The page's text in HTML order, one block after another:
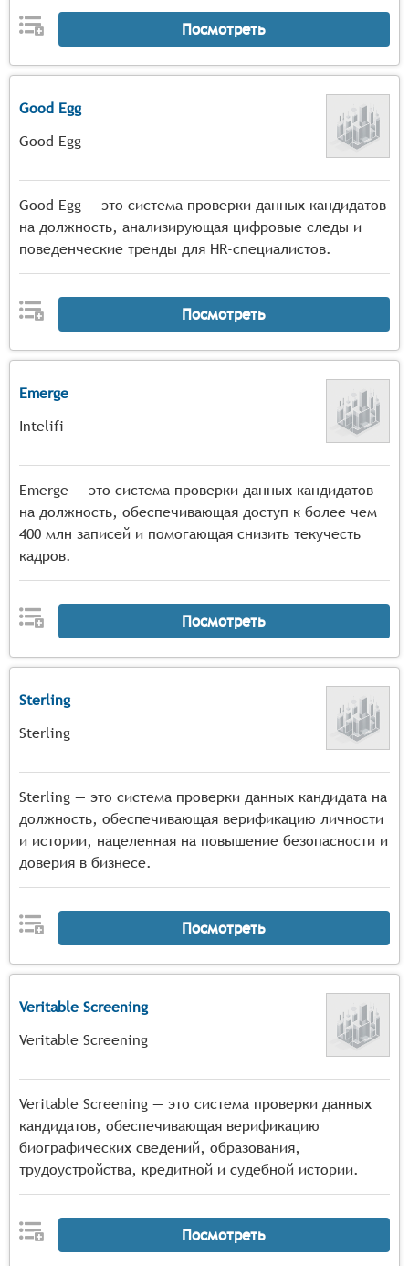
Посмотреть
Good Egg
Good Egg
Good Egg — это система проверки данных кандидатов
на должность, анализирующая цифровые следы и
поведенческие тренды для HR-специалистов.
Посмотреть
Emerge
Intelifi
Emerge — это система проверки данных кандидатов
на должность, обеспечивающая доступ к более чем
400 млн записей и помогающая снизить текучесть
кадров.
Посмотреть
Sterling
Sterling
Sterling — это система проверки данных кандидата на
должность, обеспечивающая верификацию личности
и истории, нацеленная на повышение безопасности и
доверия в бизнесе.
Посмотреть
Veritable Screening
Veritable Screening
Veritable Screening — это система проверки данных
кандидатов, обеспечивающая верификацию
биографических сведений, образования,
трудоустройства, кредитной и судебной истории.
Посмотреть